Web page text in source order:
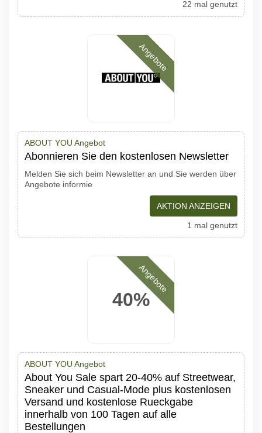
22 mal genutzt
Angebote
ABOUT YOU Angebot
Abonnieren Sie den kostenlosen Newsletter
Melden Sie sich beim Newsletter an und Sie werden über
Angebote informie
AKTION ANZEIGEN
1 mal genutzt
40%
Angebote
ABOUT YOU Angebot
About You Sale spart 20-40% auf Streetwear,
Sneaker und Casual-Mode plus kostenlosen
Versand und kostenlose Rueckgabe
innerhalb von 100 Tagen auf alle
Bestellungen